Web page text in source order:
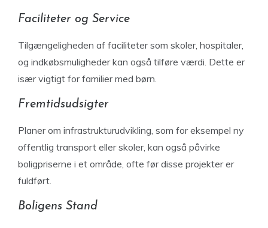
Faciliteter og Service
Tilgængeligheden af faciliteter som skoler, hospitaler,
og indkøbsmuligheder kan også tilføre værdi. Dette er
især vigtigt for familier med børn.
Fremtidsudsigter
Planer om infrastrukturudvikling, som for eksempel ny
offentlig transport eller skoler, kan også påvirke
boligpriserne i et område, ofte før disse projekter er
fuldført.
Boligens Stand